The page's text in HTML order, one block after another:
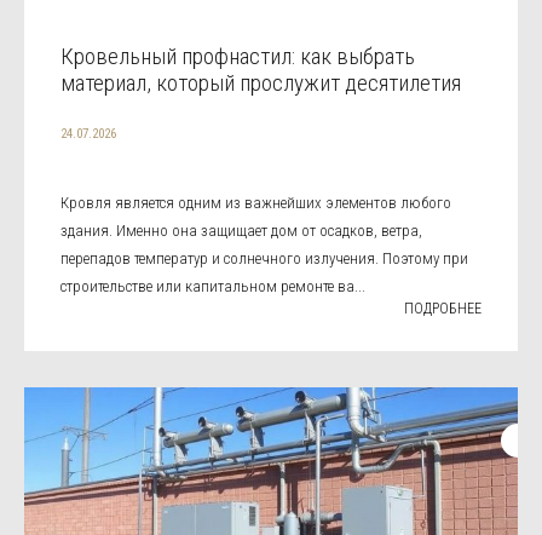
Кровельный профнастил: как выбрать
материал, который прослужит десятилетия
24.07.2026
Кровля является одним из важнейших элементов любого
здания. Именно она защищает дом от осадков, ветра,
перепадов температур и солнечного излучения. Поэтому при
строительстве или капитальном ремонте ва...
ПОДРОБНЕЕ